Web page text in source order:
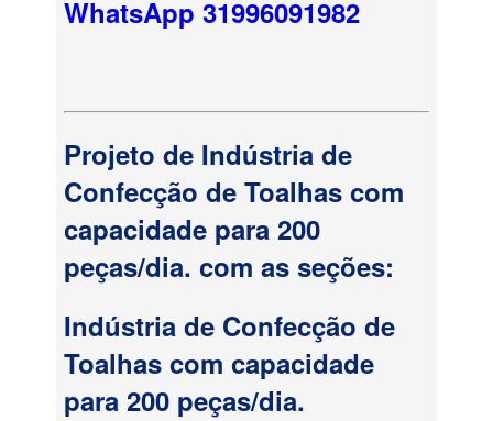
WhatsApp 31996091982
Projeto de Indústria de
Confecção de Toalhas com
capacidade para 200
peças/dia. com as seções:
Indústria de Confecção de
Toalhas com capacidade
para 200 peças/dia.